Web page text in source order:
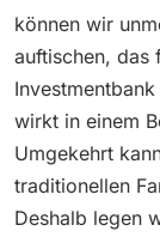
können wir
auftischen, das
wirkt in einem
Umgekehrt
traditionellen
Deshalb legen